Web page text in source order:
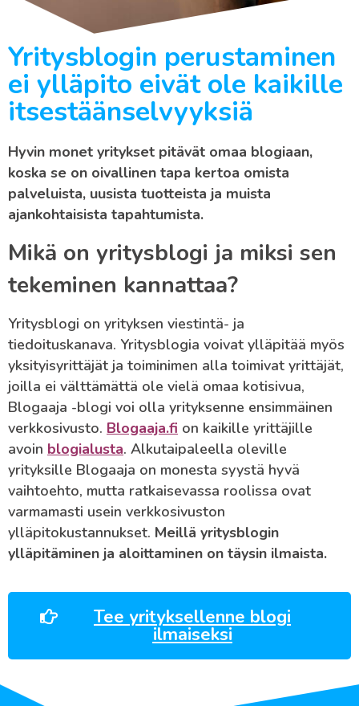
Yritysblogin perustaminen
ei ylläpito eivät ole kaikille
itsestäänselvyyksiä
Hyvin monet yritykset pitävät omaa blogiaan,
koska se on oivallinen tapa kertoa omista
palveluista, uusista tuotteista ja muista
ajankohtaisista tapahtumista.
Mikä on yritysblogi ja miksi sen
tekeminen kannattaa?
Yritysblogi on yrityksen viestintä- ja
tiedoituskanava. Yritysblogia voivat ylläpitää myös
yksityisyrittäjät ja toiminimen alla toimivat yrittäjät,
joilla ei välttämättä ole vielä omaa kotisivua,
Blogaaja -blogi voi olla yrityksenne ensimmäinen
verkkosivusto. Blogaaja.fi on kaikille yrittäjille
avoin blogialusta. Alkutaipaleella oleville
yrityksille Blogaaja on monesta syystä hyvä
vaihtoehto, mutta ratkaisevassa roolissa ovat
varmamasti usein verkkosivuston
ylläpitokustannukset. Meillä yritysblogin
ylläpitäminen ja aloittaminen on täysin ilmaista.
Tee yrityksellenne blogi
ilmaiseksi